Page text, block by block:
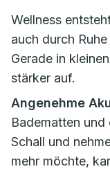
Wellness
auch durch
Gerade in
stärker auf.
Angenehme
Badematten
Schall und
mehr möchte,